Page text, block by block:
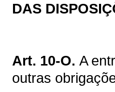
DAS
Art. 10-O. A
outras